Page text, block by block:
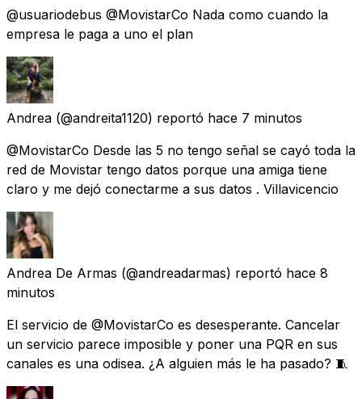
@usuariodebus @MovistarCo Nada como cuando la
empresa le paga a uno el plan
Andrea (@andreita1120) reportó hace 7 minutos
@MovistarCo Desde las 5 no tengo señal se cayó toda la
red de Movistar tengo datos porque una amiga tiene
claro y me dejó conectarme a sus datos . Villavicencio
Andrea De Armas (@andreadarmas) reportó hace 8
minutos
El servicio de @MovistarCo es desesperante. Cancelar
un servicio parece imposible y poner una PQR en sus
canales es una odisea. ¿A alguien más le ha pasado? 🧵